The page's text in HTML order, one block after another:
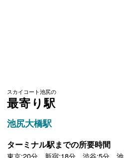
スカイコート池尻の
最寄り駅
池尻大橋駅
ターミナル駅までの所要時間